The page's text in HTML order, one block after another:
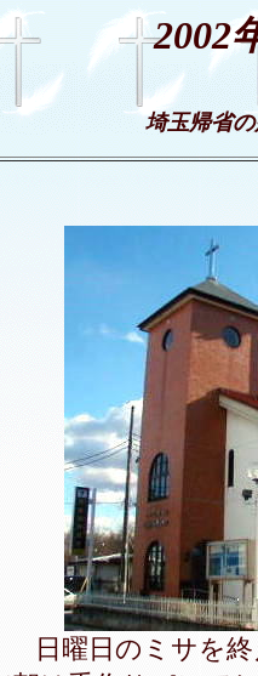
2002
埼玉帰省
日曜日のミサを